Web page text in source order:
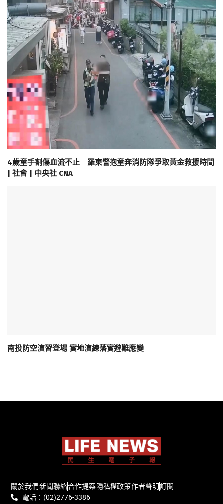
4歲童手割傷血流不止 羅東警抱童奔消防隊爭取黃金救援時間
| 社會 | 中央社 CNA
南投防空演習登場 實地演練落實避難應變
關於我們新聞聯絡合作提案隱私權政策作者聲明訂閱
電話：(02)2776-3386